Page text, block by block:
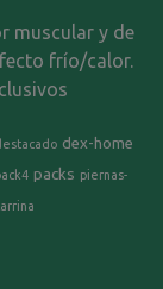
muscular y de
frío/calor.
dex-home
packs piernas-